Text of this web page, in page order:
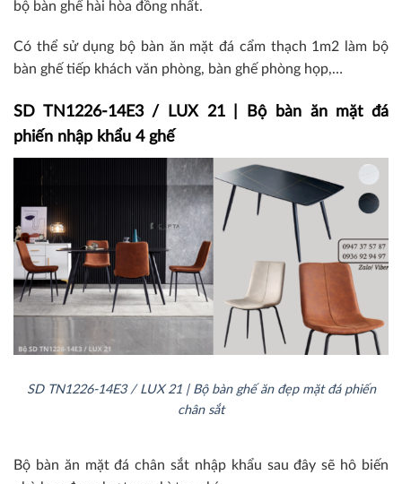
bộ bàn ghế hài hòa đồng nhất.
Có thể sử dụng bộ bàn ăn mặt đá cẩm thạch 1m2 làm bộ
bàn ghế tiếp khách văn phòng, bàn ghế phòng họp,…
SD TN1226-14E3 / LUX 21 | Bộ bàn ăn mặt đá
phiến nhập khẩu 4 ghế
SD TN1226-14E3 / LUX 21 | Bộ bàn ghế ăn đẹp mặt đá phiến
chân sắt
Bộ bàn ăn mặt đá chân sắt nhập khẩu sau đây sẽ hô biến